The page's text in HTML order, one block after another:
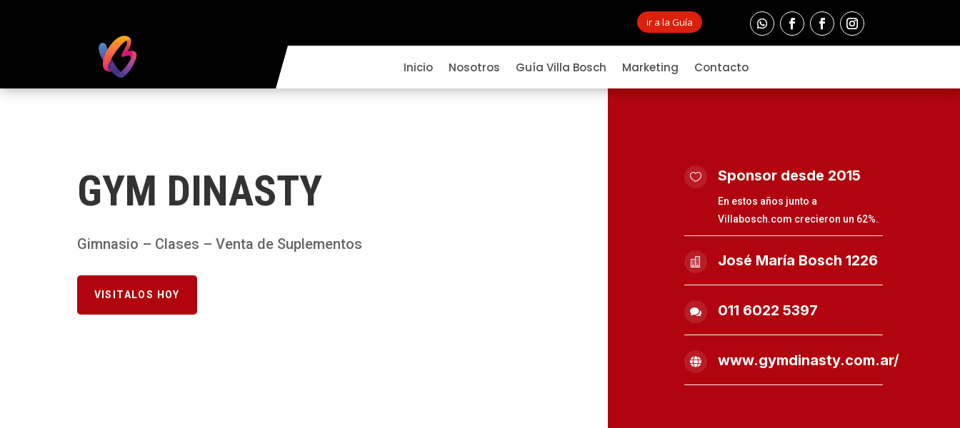
ir a la Guía
Inicio Nosotros Guía Villa Bosch Marketing Contacto
GYM DINASTY
Gimnasio – Clases – Venta de Suplementos
VISITALOS HOY
 Sponsor desde 2015
En estos años junto a
Villabosch.com crecieron un 62%.
 José María Bosch 1226
 011 6022 5397
 www.gymdinasty.com.ar/